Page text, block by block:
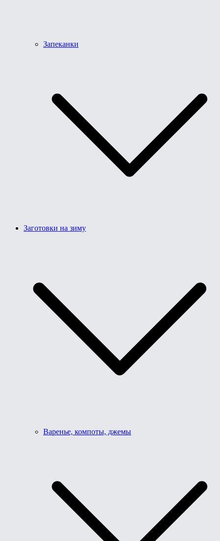
Запеканки
Заготовки на зиму
Варенье, компоты, джемы